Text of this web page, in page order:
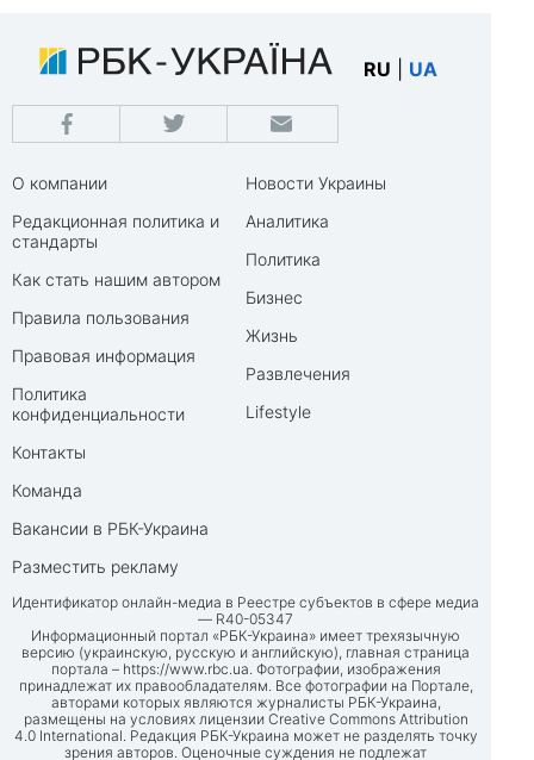
RU UA
О компании
Редакционная политика и
стандарты
Как стать нашим автором
Правила пользования
Правовая информация
Политика
конфиденциальности
Контакты
Команда
Вакансии в РБК-Украина
Разместить рекламу
Новости Украины
Аналитика
Политика
Бизнес
Жизнь
Развлечения
Lifestyle
Идентификатор онлайн-медиа в Реестре субъектов в сфере медиа
— R40-05347
Информационный портал «РБК-Украина» имеет трехязычную
версию (украинскую, русскую и английскую), главная страница
портала – https://www.rbc.ua. Фотографии, изображения
принадлежат их правообладателям. Все фотографии на Портале,
авторами которых являются журналисты РБК-Украина,
размещены на условиях лицензии Creative Commons Attribution
4.0 International. Редакция РБК-Украина может не разделять точку
зрения авторов. Оценочные суждения не подлежат